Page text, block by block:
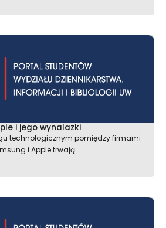
i jego wynalazki
technologicznym pomiędzy firmami
i Apple trwają...